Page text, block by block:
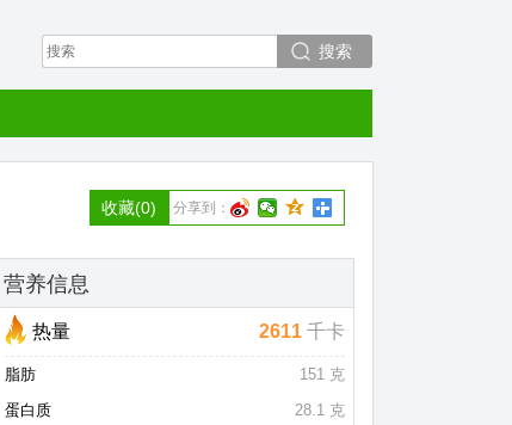
搜索
分享到：
收藏(0)
营养信息
热量 2611千卡
脂肪
151 克
蛋白质
28.1 克